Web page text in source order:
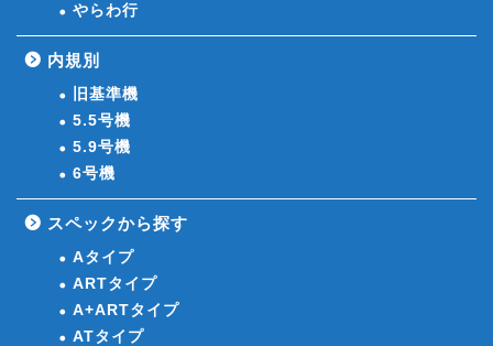
やらわ行
内規別
旧基準機
5.5号機
5.9号機
6号機
スペックから探す
Aタイプ
ARTタイプ
A+ARTタイプ
ATタイプ